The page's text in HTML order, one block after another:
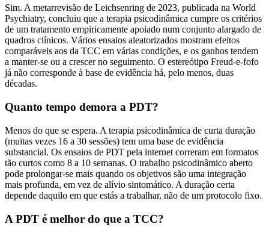
Sim. A metarrevisão de Leichsenring de 2023, publicada na World
Psychiatry, concluiu que a terapia psicodinâmica cumpre os critérios
de um tratamento empiricamente apoiado num conjunto alargado de
quadros clínicos. Vários ensaios aleatorizados mostram efeitos
comparáveis aos da TCC em várias condições, e os ganhos tendem
a manter-se ou a crescer no seguimento. O estereótipo Freud-e-fofo
já não corresponde à base de evidência há, pelo menos, duas
décadas.
Quanto tempo demora a PDT?
Menos do que se espera. A terapia psicodinâmica de curta duração
(muitas vezes 16 a 30 sessões) tem uma base de evidência
substancial. Os ensaios de PDT pela internet correram em formatos
tão curtos como 8 a 10 semanas. O trabalho psicodinâmico aberto
pode prolongar-se mais quando os objetivos são uma integração
mais profunda, em vez de alívio sintomático. A duração certa
depende daquilo em que estás a trabalhar, não de um protocolo fixo.
A PDT é melhor do que a TCC?